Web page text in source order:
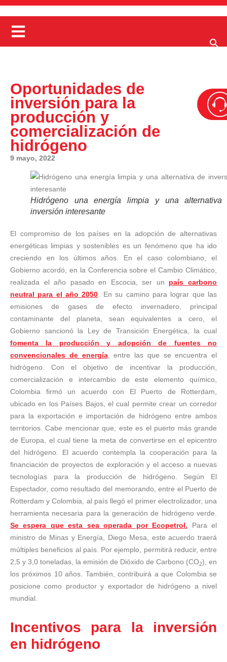
Oportunidades de
inversión para la
producción y
comercialización de
hidrógeno
9 mayo, 2022
Hidrógeno una energía limpia y una alternativa
inversión interesante
El compromiso de los países en la adopción de alternativas
energéticas limpias y sostenibles es un fenómeno que ha ido
creciendo en los últimos años. En el caso colombiano, el
Gobierno acordó, en la Conferencia sobre el Cambio Climático,
realizada el año pasado en Escocia, ser un país carbono
neutral para el año 2050 . En su camino para lograr que las
emisiones de gases de efecto invernadero, principal
contaminante del planeta, sean equivalentes a cero, el
Gobierno sancionó la Ley de Transición Energética, la cual
fomenta la producción y adopción de fuentes no
convencionales de energía, entre las que se encuentra el
hidrógeno. Con el objetivo de incentivar la producción,
comercialización e intercambio de este elemento químico,
Colombia firmó un acuerdo con El Puerto de Rotterdam,
ubicado en los Países Bajos, el cual permite crear un corredor
para la exportación e importación de hidrógeno entre ambos
territorios. Cabe mencionar que, este es el puerto más grande
de Europa, el cual tiene la meta de convertirse en el epicentro
del hidrógeno. El acuerdo contempla la cooperación para la
financiación de proyectos de exploración y el acceso a nuevas
tecnologías para la producción de hidrógeno. Según El
Espectador, como resultado del memorando, entre el Puerto de
Rotterdam y Colombia, al país llegó el primer electrolizador, una
herramienta necesaria para la generación de hidrógeno verde.
Se espera que esta sea operada por Ecopetrol. Para el
ministro de Minas y Energía, Diego Mesa, este acuerdo traerá
múltiples beneficios al país. Por ejemplo, permitirá reducir, entre
2,5 y 3,0 toneladas, la emisión de Dióxido de Carbono (CO2), en
los próximos 10 años. También, contribuirá a que Colombia se
posicione como productor y exportador de hidrógeno a nivel
mundial.
Incentivos para la inversión
en hidrógeno